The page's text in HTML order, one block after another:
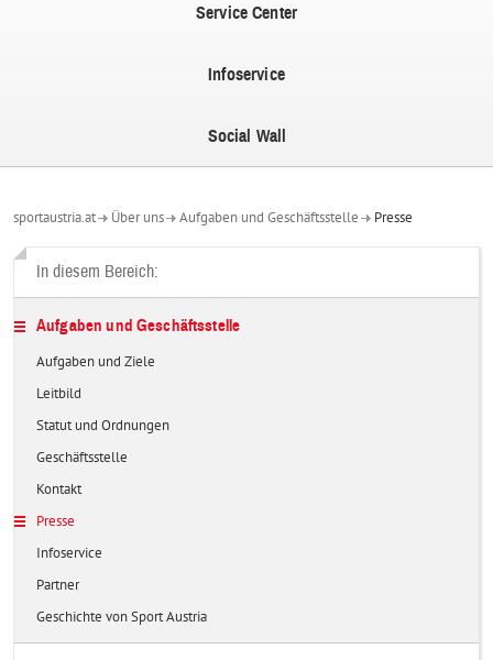
Service Center
Infoservice
Social Wall
sportaustria.at Über uns Aufgaben und Geschäftsstelle Presse
In diesem Bereich:
Aufgaben und Geschäftsstelle
Aufgaben und Ziele
Leitbild
Statut und Ordnungen
Geschäftsstelle
Kontakt
Presse
Infoservice
Partner
Geschichte von Sport Austria